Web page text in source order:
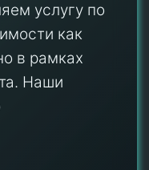
услугу по
как
в рамках
Наши